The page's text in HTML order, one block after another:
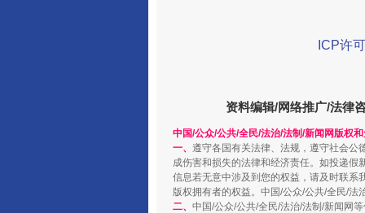
ICP许
资料编辑/网络推广/法律
中国/公众/公共/全民/法治/法制/新闻网版权
一、 遵守各国有关法律、法规，遵守社会公
成伤害和损失的法律和经济责任。如投递
信息若无意中涉及到您的权益，请及时联系
版权拥有者的权益。中国/公众/公共/全民/法
二、 中国/公众/公共/全民/法治/法制/新闻网